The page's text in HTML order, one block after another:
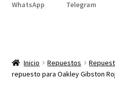
WhatsApp Telegram
Inicio Repuestos
repuesto para Oakley Gibston